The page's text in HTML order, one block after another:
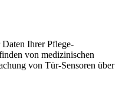
Ihrer Pflege-
von medizinischen
von Tür-Sensoren über